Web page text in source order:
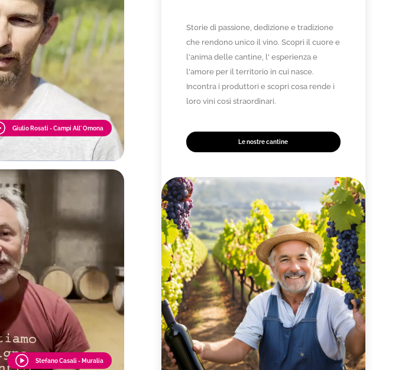
Giulio Rosati - Campi All' Omona
Stefano Casali - Muralia
Storie di passione, dedizione e tradizione
che rendono unico il vino. Scopri il cuore e
l'anima delle cantine, l' esperienza e
l'amore per il territorio in cui nasce.
Incontra i produttori e scopri cosa rende i
loro vini così straordinari.
Le nostre cantine